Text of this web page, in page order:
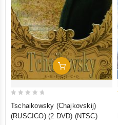
In Den Warenkorb
Tschaikowsky (Chajkovskij)
(RUSCICO) (2 DVD) (NTSC)